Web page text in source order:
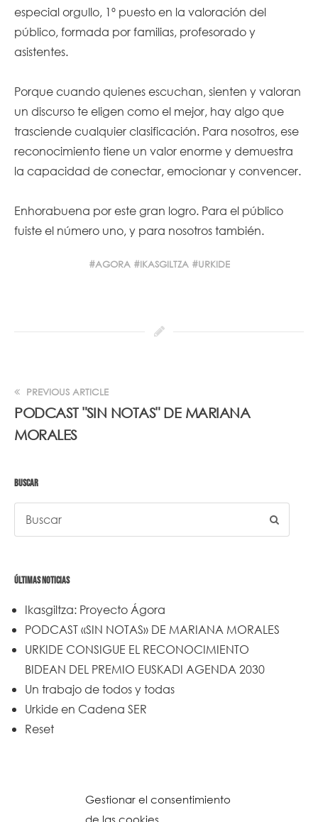
Gestionar el consentimiento
de las cookies
especial orgullo, 1º puesto en la valoración del
público, formada por familias, profesorado y
asistentes.
Porque cuando quienes escuchan, sienten y valoran
un discurso te eligen como el mejor, hay algo que
trasciende cualquier clasificación. Para nosotros, ese
reconocimiento tiene un valor enorme y demuestra
la capacidad de conectar, emocionar y convencer.
Enhorabuena por este gran logro. Para el público
fuiste el número uno, y para nosotros también.
AGORA IKASGILTZA URKIDE
PREVIOUS ARTICLE
PODCAST "SIN NOTAS" DE MARIANA
MORALES
BUSCAR
ÚLTIMAS NOTICIAS
Ikasgiltza: Proyecto Ágora
PODCAST «SIN NOTAS» DE MARIANA MORALES
URKIDE CONSIGUE EL RECONOCIMIENTO
BIDEAN DEL PREMIO EUSKADI AGENDA 2030
Un trabajo de todos y todas
Urkide en Cadena SER
Reset